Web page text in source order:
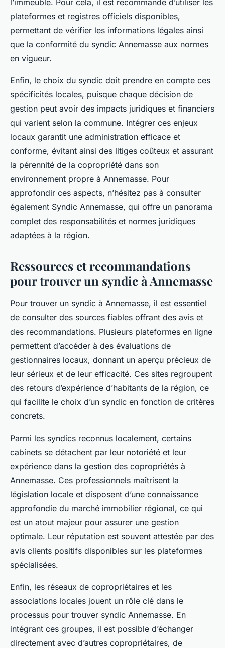
l’immeuble. Pour cela, il est recommandé d’utiliser les
plateformes et registres officiels disponibles,
permettant de vérifier les informations légales ainsi
que la conformité du syndic Annemasse aux normes
en vigueur.
Enfin, le choix du syndic doit prendre en compte ces
spécificités locales, puisque chaque décision de
gestion peut avoir des impacts juridiques et financiers
qui varient selon la commune. Intégrer ces enjeux
locaux garantit une administration efficace et
conforme, évitant ainsi des litiges coûteux et assurant
la pérennité de la copropriété dans son
environnement propre à Annemasse. Pour
approfondir ces aspects, n’hésitez pas à consulter
également Syndic Annemasse, qui offre un panorama
complet des responsabilités et normes juridiques
adaptées à la région.
Ressources et recommandations
pour trouver un syndic à Annemasse
Pour trouver un syndic à Annemasse, il est essentiel
de consulter des sources fiables offrant des avis et
des recommandations. Plusieurs plateformes en ligne
permettent d’accéder à des évaluations de
gestionnaires locaux, donnant un aperçu précieux de
leur sérieux et de leur efficacité. Ces sites regroupent
des retours d’expérience d’habitants de la région, ce
qui facilite le choix d’un syndic en fonction de critères
concrets.
Parmi les syndics reconnus localement, certains
cabinets se détachent par leur notoriété et leur
expérience dans la gestion des copropriétés à
Annemasse. Ces professionnels maîtrisent la
législation locale et disposent d’une connaissance
approfondie du marché immobilier régional, ce qui
est un atout majeur pour assurer une gestion
optimale. Leur réputation est souvent attestée par des
avis clients positifs disponibles sur les plateformes
spécialisées.
Enfin, les réseaux de copropriétaires et les
associations locales jouent un rôle clé dans le
processus pour trouver syndic Annemasse. En
intégrant ces groupes, il est possible d’échanger
directement avec d’autres copropriétaires, de